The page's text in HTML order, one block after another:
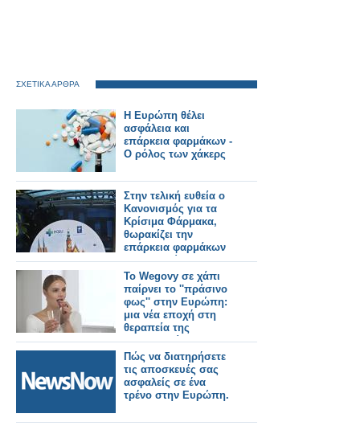
ΣΧΕΤΙΚΑ ΑΡΘΡΑ
Η Ευρώπη θέλει
ασφάλεια και
επάρκεια φαρμάκων -
Ο ρόλος των χάκερς
Στην τελική ευθεία ο
Κανονισμός για τα
Κρίσιμα Φάρμακα,
θωρακίζει την
επάρκεια φαρμάκων
στην Ευρώπη
Το Wegovy σε χάπι
παίρνει το ''πράσινο
φως'' στην Ευρώπη:
μια νέα εποχή στη
θεραπεία της
παχυσαρκίας
Πώς να διατηρήσετε
τις αποσκευές σας
ασφαλείς σε ένα
τρένο στην Ευρώπη.